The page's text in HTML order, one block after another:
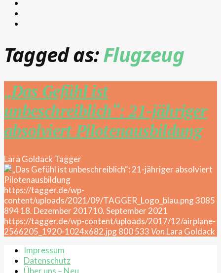
Tagged as:Flugzeug
„Das Gefühl ist
unbeschreiblich“: 21-jähriger
absolviert Pilotenausbildung
Lara Goldack Tagger
https://tagger.de/wp-
content/uploads/2021/09/TAGGER_Logo_blau.png3085
89418. Dezember 201710. September 2021
https://tagger.de/wp-content/uploads/2017/12/airplane-
2566205_1920-1024x682.jpg800533 Von Lara Goldack
Impressum
Datenschutz
Über uns – Neu